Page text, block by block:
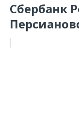
Сбербанк